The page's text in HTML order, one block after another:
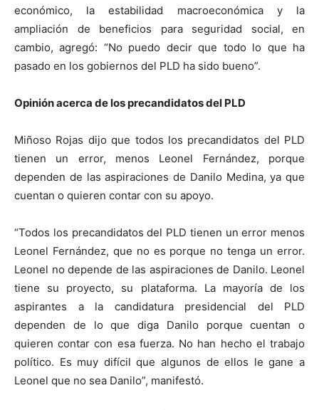
económico, la estabilidad macroeconómica y la
ampliación de beneficios para seguridad social, en
cambio, agregó: “No puedo decir que todo lo que ha
pasado en los gobiernos del PLD ha sido bueno”.
Opinión acerca de los precandidatos del PLD
Miñoso Rojas dijo que todos los precandidatos del PLD
tienen un error, menos Leonel Fernández, porque
dependen de las aspiraciones de Danilo Medina, ya que
cuentan o quieren contar con su apoyo.
“Todos los precandidatos del PLD tienen un error menos
Leonel Fernández, que no es porque no tenga un error.
Leonel no depende de las aspiraciones de Danilo. Leonel
tiene su proyecto, su plataforma. La mayoría de los
aspirantes a la candidatura presidencial del PLD
dependen de lo que diga Danilo porque cuentan o
quieren contar con esa fuerza. No han hecho el trabajo
político. Es muy difícil que algunos de ellos le gane a
Leonel que no sea Danilo”, manifestó.